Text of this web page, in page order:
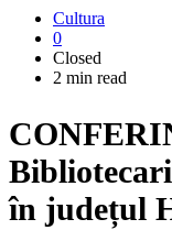
Cultura
0
Closed
2 min read
în județul